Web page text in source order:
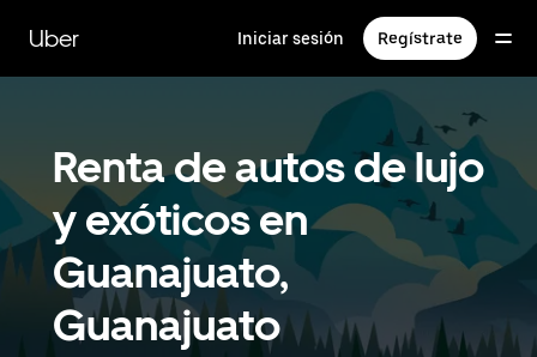
contenido
principal
Uber Iniciar sesión Regístrate
Renta de autos de lujo
y exóticos en
Guanajuato,
Guanajuato